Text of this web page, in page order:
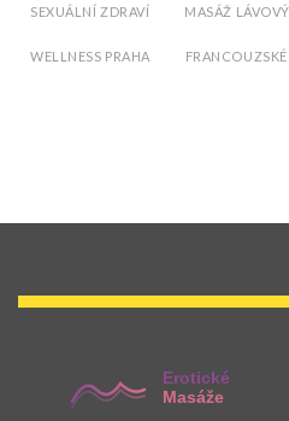
SEXUÁLNÍ ZDRAVÍ MASÁŽ
WELLNESS PRAHA